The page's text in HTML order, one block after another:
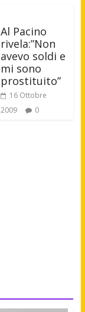
Al Pacino
rivela:”Non
avevo soldi e
mi sono
prostituito”
16 Ottobre
2009
0